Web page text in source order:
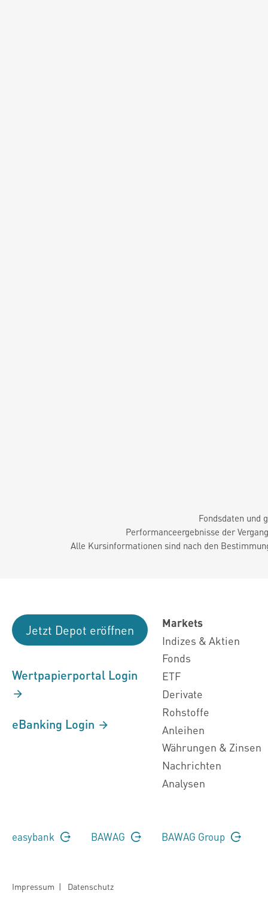
Fondsdaten und
Performanceergebnisse der
Alle Kursinformationen sind nach den
Jetzt Depot eröffnen
Wertpapierportal Login
eBanking Login
Markets
Indizes & Aktien
Fonds
ETF
Derivate
Rohstoffe
Anleihen
Währungen & Zinsen
Nachrichten
Analysen
easybank BAWAG BAWAG Group
Impressum | Datenschutz